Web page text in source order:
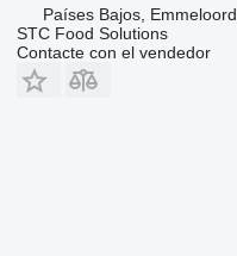
Países Bajos, Emmeloord
STC Food Solutions
Contacte con el vendedor